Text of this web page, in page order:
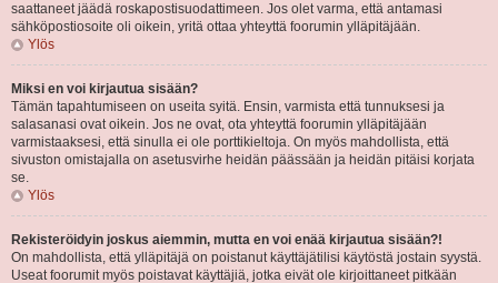
saattaneet jäädä roskapostisuodattimeen. Jos olet varma, että antamasi
sähköpostiosoite oli oikein, yritä ottaa yhteyttä foorumin ylläpitäjään.
Ylös
Miksi en voi kirjautua sisään?
Tämän tapahtumiseen on useita syitä. Ensin, varmista että tunnuksesi ja
salasanasi ovat oikein. Jos ne ovat, ota yhteyttä foorumin ylläpitäjään
varmistaaksesi, että sinulla ei ole porttikieltoja. On myös mahdollista, että
sivuston omistajalla on asetusvirhe heidän päässään ja heidän pitäisi korjata
se.
Ylös
Rekisteröidyin joskus aiemmin, mutta en voi enää kirjautua sisään?!
On mahdollista, että ylläpitäjä on poistanut käyttäjätilisi käytöstä jostain syystä.
Useat foorumit myös poistavat käyttäjiä, jotka eivät ole kirjoittaneet pitkään